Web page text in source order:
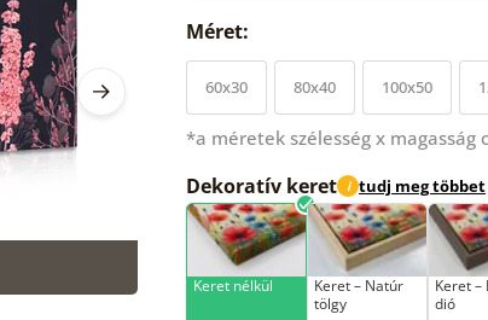
Méret:
60x30 80x40 100x50
*a méretek szélesség x magasság
Dekoratív keret i tudj meg többet
Keret nélkül
Keret – Natúr
tölgy
Keret –
dió